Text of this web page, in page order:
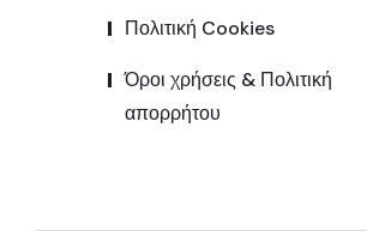
Πολιτική Cookies
Όροι χρήσεις & Πολιτική
απορρήτου